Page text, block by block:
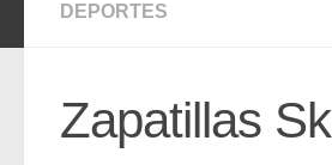
DEPORTES
Zapatillas